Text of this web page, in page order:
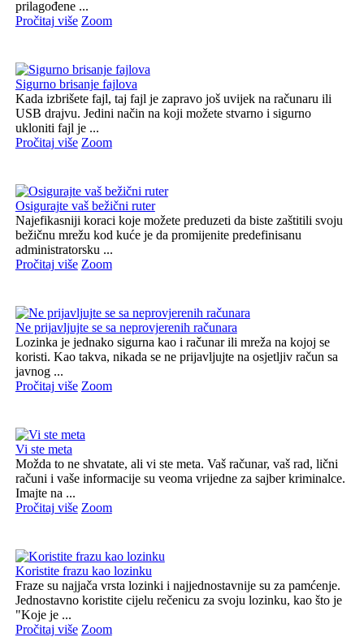
prilagođene ...
Pročitaj više Zoom
Sigurno brisanje fajlova
Kada izbrišete fajl, taj fajl je zapravo još uvijek na računaru ili
USB drajvu. Jedini način na koji možete stvarno i sigurno
ukloniti fajl je ...
Pročitaj više Zoom
Osigurajte vaš bežični ruter
Najefikasniji koraci koje možete preduzeti da biste zaštitili svoju
bežičnu mrežu kod kuće je da promijenite predefinisanu
administratorsku ...
Pročitaj više Zoom
Ne prijavljujte se sa neprovjerenih računara
Lozinka je jednako sigurna kao i računar ili mreža na kojoj se
koristi. Kao takva, nikada se ne prijavljujte na osjetljiv račun sa
javnog ...
Pročitaj više Zoom
Vi ste meta
Možda to ne shvatate, ali vi ste meta. Vaš računar, vaš rad, lični
računi i vaše informacije su veoma vrijedne za sajber kriminalce.
Imajte na ...
Pročitaj više Zoom
Koristite frazu kao lozinku
Fraze su najjača vrsta lozinki i najjednostavnije su za pamćenje.
Jednostavno koristite cijelu rečenicu za svoju lozinku, kao što je
"Koje je ...
Pročitaj više Zoom